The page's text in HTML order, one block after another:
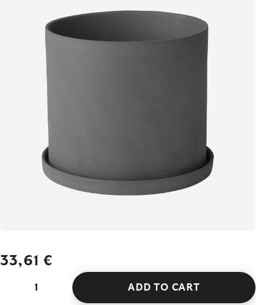
33,61 €
ADD TO CART